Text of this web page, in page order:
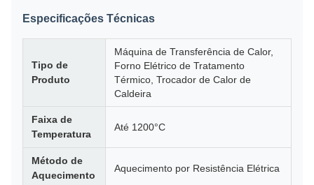
Especificações Técnicas
Tipo de
Produto
Máquina de Transferência de Calor,
Forno Elétrico de Tratamento
Térmico, Trocador de Calor de
Caldeira
Faixa de
Temperatura
Até 1200°C
Método de
Aquecimento
Aquecimento por Resistência Elétrica